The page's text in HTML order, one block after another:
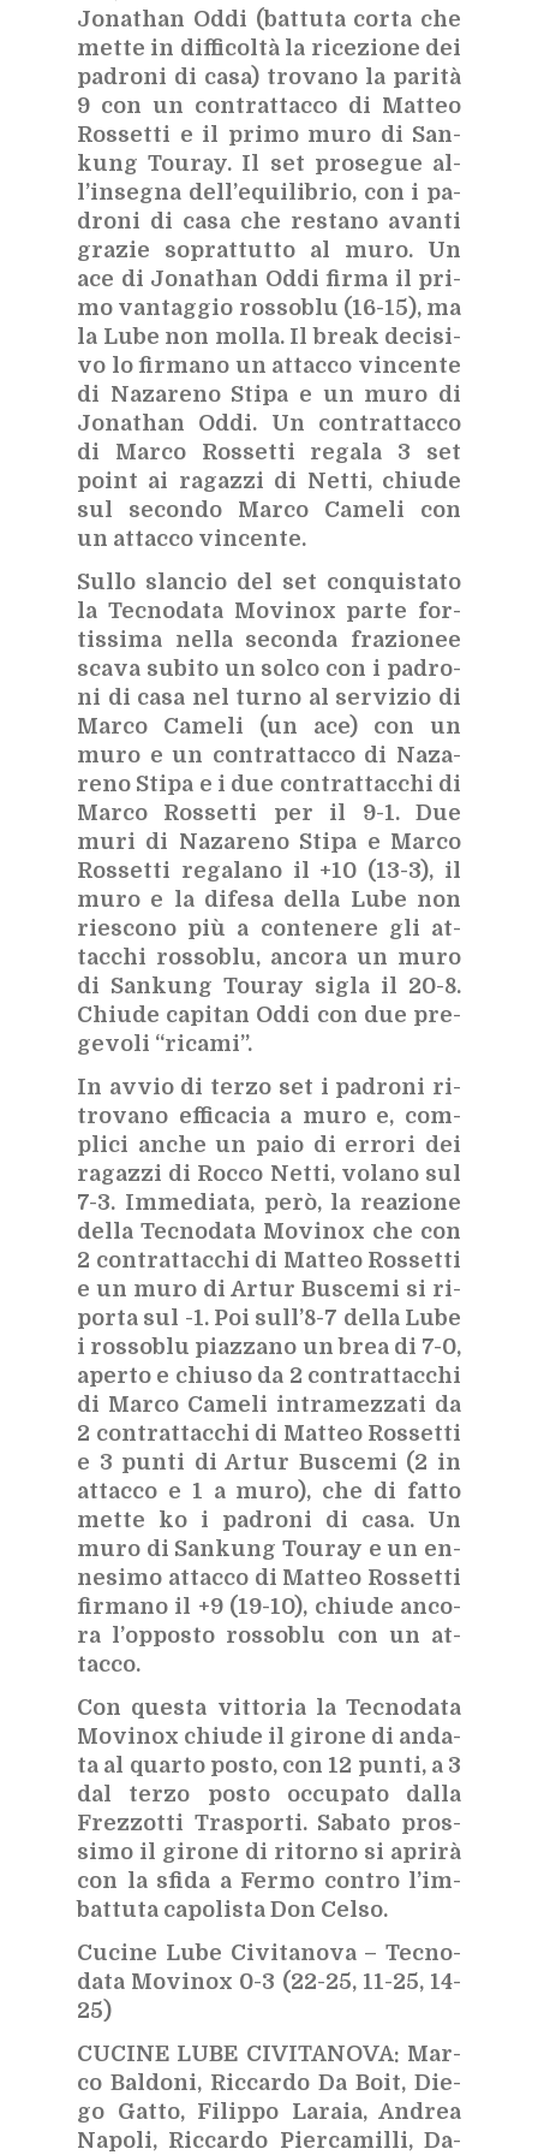
Jo­na­than Oddi (bat­tu­ta cor­ta che
met­te in dif­fi­col­tà la ri­ce­zio­ne dei
pa­dro­ni di casa) tro­va­no la pa­ri­tà
9 con un con­trat­tac­co di Mat­teo
Ros­set­ti e il pri­mo muro di San­
kung Tou­ray. Il set pro­se­gue al­
l’in­se­gna del­l’e­qui­li­brio, con i pa­
dro­ni di casa che re­sta­no avan­ti
gra­zie so­prat­tut­to al muro. Un
ace di Jo­na­than Oddi fir­ma il pri­
mo van­tag­gio ros­so­blu (16-15), ma
la Lube non mol­la. Il break de­ci­si­
vo lo fir­ma­no un at­tac­co vin­cen­te
di Na­za­re­no Sti­pa e un muro di
Jo­na­than Oddi. Un con­trat­tac­co
di Mar­co Ros­set­ti re­ga­la 3 set
point ai ra­gaz­zi di Net­ti, chiu­de
sul se­con­do Mar­co Ca­me­li con
un at­tac­co vin­cen­te.
Sul­lo slan­cio del set con­qui­sta­to
la Tec­no­da­ta Mo­vi­nox par­te for­
tis­si­ma nel­la se­con­da fra­zio­nee
sca­va su­bi­to un sol­co con i pa­dro­
ni di casa nel tur­no al ser­vi­zio di
Mar­co Ca­me­li (un ace) con un
muro e un con­trat­tac­co di Na­za­
re­no Sti­pa e i due con­trat­tac­chi di
Mar­co Ros­set­ti per il 9-1. Due
muri di Na­za­re­no Sti­pa e Mar­co
Ros­set­ti re­ga­la­no il +10 (13-3), il
muro e la di­fe­sa del­la Lube non
rie­sco­no più a con­te­ne­re gli at­
tac­chi ros­so­blu, an­co­ra un muro
di San­kung Tou­ray si­gla il 20-8.
Chiu­de ca­pi­tan Oddi con due pre­
ge­vo­li “ri­ca­mi”.
In av­vio di ter­zo set i pa­dro­ni ri­
tro­va­no ef­fi­ca­cia a muro e, com­
pli­ci an­che un paio di er­ro­ri dei
ra­gaz­zi di Roc­co Net­ti, vo­la­no sul
7-3. Im­me­dia­ta, però, la rea­zio­ne
del­la Tec­no­da­ta Mo­vi­nox che con
2 con­trat­tac­chi di Mat­teo Ros­set­ti
e un muro di Ar­tur Bu­sce­mi si ri­
por­ta sul -1. Poi sul­l’8-7 del­la Lube
i ros­so­blu piaz­za­no un brea di 7-0,
aper­to e chiu­so da 2 con­trat­tac­chi
di Mar­co Ca­me­li in­tra­mez­za­ti da
2 con­trat­tac­chi di Mat­teo Ros­set­ti
e 3 pun­ti di Ar­tur Bu­sce­mi (2 in
at­tac­co e 1 a muro), che di fat­to
met­te ko i pa­dro­ni di casa. Un
muro di San­kung Tou­ray e un en­
ne­si­mo at­tac­co di Mat­teo Ros­set­ti
fir­ma­no il +9 (19-10), chiu­de an­co­
ra l’op­po­sto ros­so­blu con un at­
tac­co.
Con que­sta vit­to­ria la Tec­no­da­ta
Mo­vi­nox chiu­de il gi­ro­ne di an­da­
ta al quar­to po­sto, con 12 pun­ti, a 3
dal ter­zo po­sto oc­cu­pa­to dal­la
Frez­zot­ti Tra­spor­ti. Sa­ba­to pros­
si­mo il gi­ro­ne di ri­tor­no si apri­rà
con la sfi­da a Fer­mo con­tro l’im­
bat­tu­ta ca­po­li­sta Don Cel­so.
Cu­ci­ne Lube Ci­vi­ta­no­va – Tec­no­
da­ta Mo­vi­nox 0-3 (22-25, 11-25, 14-
25)
CU­CI­NE LUBE CI­VI­TA­NO­VA: Mar­
co Bal­do­ni, Ric­car­do Da Boit, Die­
go Gat­to, Fi­lip­po La­ra­ia, An­drea
Na­po­li, Ric­car­do Pier­ca­mil­li, Da­